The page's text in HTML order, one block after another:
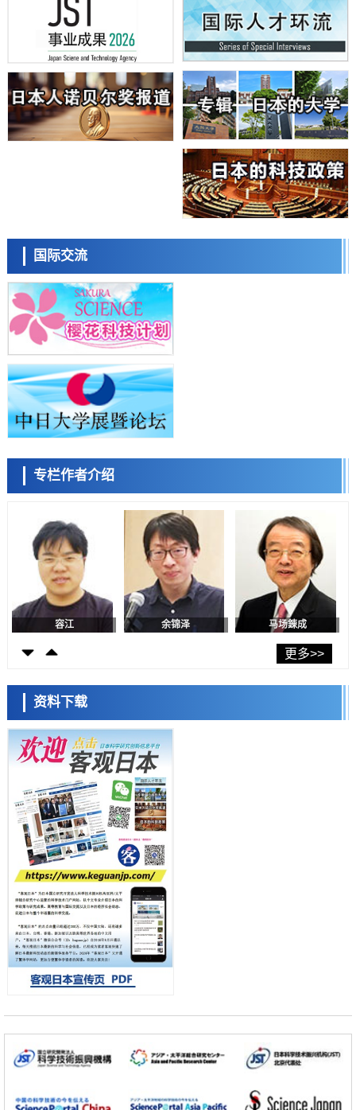
庆应义塾大学阐明脑内“游击手”小胶质细胞包裹保护受损神经细胞的机
制，有望用于开发阿尔茨海默病等疾病疗法
科学研究
日本东北大学与横滨橡胶全球首次从纳米尺度揭示橡胶—黄铜粘接界面
劣化抑制机制，为提升轮胎安全性与耐久性的材料设计开辟道路
科学研究
近畿大学等发现植物染料“日本茜”的红色成分可抑制老化与炎症，有望
成为新型功能性材料
科学研究
群马大学开发针对难治性癫痫的新型基因疗法，利用超小型GAD67启动
九州大学揭示夜间眼压升高机制：两种激素波动叠加所致
证电容器可在汽车发动机等高温环境下工作
经济・社会
日本生成式AI使用者占比一年内翻倍，但与中美德仍有较大差距
政策
日本修订首都直下型地震紧急对策：目标为死亡人数至少减半，重点强
化火灾防控
科学研究
福井大学发现细胞记忆过往并抑制反应的机制，阐明即便DNA相同反应
迥异之谜
科学研究
神户大学确认口服癌症疫苗B440单药给药的安全性，在转移性尿路上皮
癌患者中开展临床试验
政策
日本发布《令和8年版科学技术与创新白皮书》，解读第七期基本计划
科学研究
东京大学发现可诱导细胞死亡的新型信使物质
东京都健康长寿医疗中心跨器官揭示衰老过程中的糖链变化
科学研究
产总研无需石油利用松脂制备石墨前驱体，可作为电池电极材料
科学研究
东京大学和海上保安厅等发现南海海槽沿线板块边界锁定状态存在区域
政策
日本第2次医疗研究开发调整费，根据一线实际情况和需求分配99.3亿
千叶大学鉴定出导致难治性疾病“肺高血压症”恶化的蛋白质“MYL9/12”，
会引发血管结构恶化
科学研究
京都大学高效生成光的构成单元“光子”，可应用于量子计算机
科学研究
用数理模型诠释慢性荨麻疹的发病机理，借助数学的力量实现个体化最
佳治疗
科学研究
【JST事业成果】发现室温下工作的交替磁体
科学研究
夜景也能清晰呈现在纸上——日本“铁路摄影迷”教授研发新技术
科学研究
【JST事业成果】开发低成本与低功耗的新型AI处理器
政策
日本科研费增设国际共同研究强化新类别，促进青年研究人员赴海外开
展研究
经济・社会
能力与生产力
科学研究
该基因的必要性因菌株而异
国际交流
专栏作者介绍
流员
小岩井忠道
陈小牧 李鸥 安宁
容江 余锦泽 马场錬成
日本科学未来馆 科学交
流员
小岩井忠道 泷川 进
更多>>
资料下载